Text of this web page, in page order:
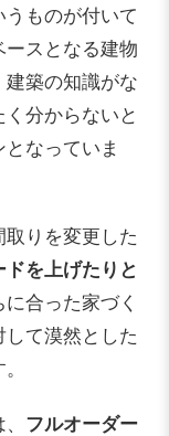
ものが付いて
スとなる建物
築の知識がな
分からないと
なっていま
りを変更した
を上げたりと
合った家づく
て漠然とした
フルオーダー